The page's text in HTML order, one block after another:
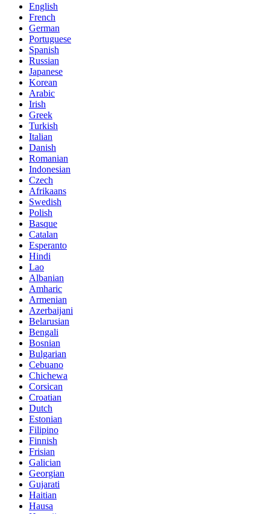
English
French
German
Portuguese
Spanish
Russian
Japanese
Korean
Arabic
Irish
Greek
Turkish
Italian
Danish
Romanian
Indonesian
Czech
Afrikaans
Swedish
Polish
Basque
Catalan
Esperanto
Hindi
Lao
Albanian
Amharic
Armenian
Azerbaijani
Belarusian
Bengali
Bosnian
Bulgarian
Cebuano
Chichewa
Corsican
Croatian
Dutch
Estonian
Filipino
Finnish
Frisian
Galician
Georgian
Gujarati
Haitian
Hausa